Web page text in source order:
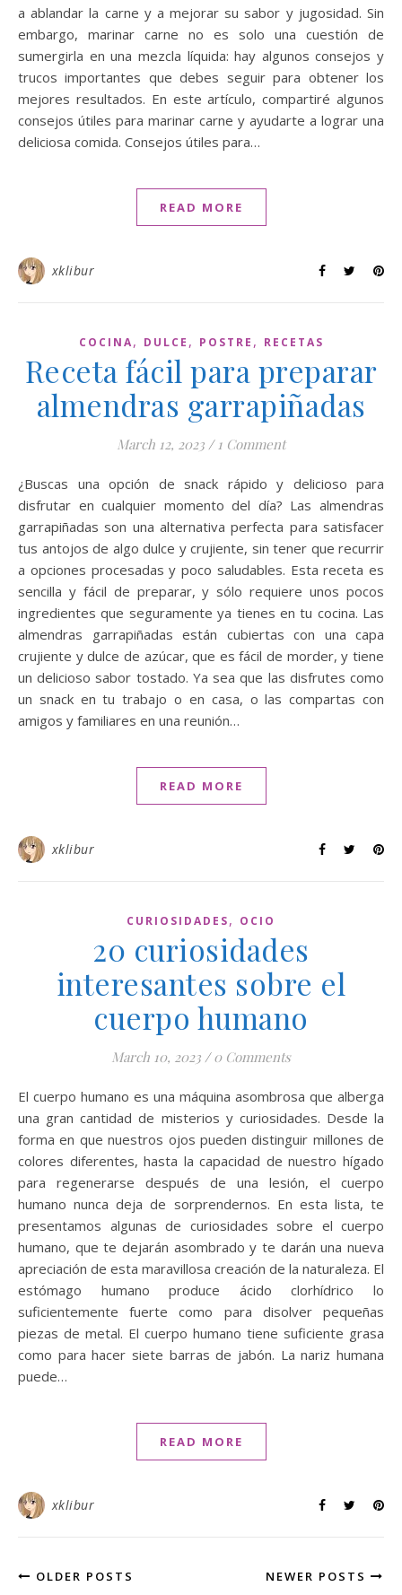
a ablandar la carne y a mejorar su sabor y jugosidad. Sin
embargo, marinar carne no es solo una cuestión de
sumergirla en una mezcla líquida: hay algunos consejos y
trucos importantes que debes seguir para obtener los
mejores resultados. En este artículo, compartiré algunos
consejos útiles para marinar carne y ayudarte a lograr una
deliciosa comida. Consejos útiles para…
READ MORE
xklibur
COCINA, DULCE , POSTRE , RECETAS
Receta fácil para preparar
almendras garrapiñadas
March 12, 2023 / 1 Comment
¿Buscas una opción de snack rápido y delicioso para
disfrutar en cualquier momento del día? Las almendras
garrapiñadas son una alternativa perfecta para satisfacer
tus antojos de algo dulce y crujiente, sin tener que recurrir
a opciones procesadas y poco saludables. Esta receta es
sencilla y fácil de preparar, y sólo requiere unos pocos
ingredientes que seguramente ya tienes en tu cocina. Las
almendras garrapiñadas están cubiertas con una capa
crujiente y dulce de azúcar, que es fácil de morder, y tiene
un delicioso sabor tostado. Ya sea que las disfrutes como
un snack en tu trabajo o en casa, o las compartas con
amigos y familiares en una reunión…
READ MORE
xklibur
CURIOSIDADES, OCIO
20 curiosidades
interesantes sobre el
cuerpo humano
March 10, 2023 / 0 Comments
El cuerpo humano es una máquina asombrosa que alberga
una gran cantidad de misterios y curiosidades. Desde la
forma en que nuestros ojos pueden distinguir millones de
colores diferentes, hasta la capacidad de nuestro hígado
para regenerarse después de una lesión, el cuerpo
humano nunca deja de sorprendernos. En esta lista, te
presentamos algunas de curiosidades sobre el cuerpo
humano, que te dejarán asombrado y te darán una nueva
apreciación de esta maravillosa creación de la naturaleza. El
estómago humano produce ácido clorhídrico lo
suficientemente fuerte como para disolver pequeñas
piezas de metal. El cuerpo humano tiene suficiente grasa
como para hacer siete barras de jabón. La nariz humana
puede…
READ MORE
xklibur
OLDER POSTS NEWER POSTS